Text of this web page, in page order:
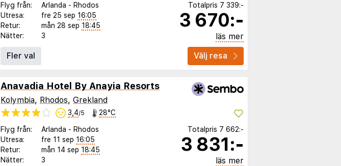
Flyg från: Arlanda - Rhodos
Utresa:
fre 25 sep 16:05
Retur:
mån 28 sep 18:45
Nätter:
3
Totalpris 7 339:-
3 670:-
läs mer
Fler val
Välj resa
Anavadia Hotel By Anayia Resorts
Kolymbia, Rhodos, Grekland
3,4/5 28°C
Flyg från: Arlanda - Rhodos
Utresa:
fre 11 sep 16:05
Retur:
mån 14 sep 18:45
Nätter:
3
Totalpris 7 662:-
3 831:-
läs mer